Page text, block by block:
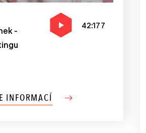
-
42:177
INFORMACÍ